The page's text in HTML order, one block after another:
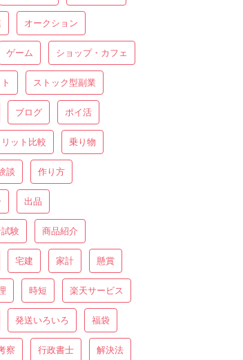
オークション
ゲーム ショップ・カフェ
ストック型副業
ブログ ポイ活
ット比較 乗り物
談 作り方
出品
験 商品紹介
宅建 家計 懸賞
時短 楽天サービス
発送いろいろ 福袋
察 行政書士 解決法